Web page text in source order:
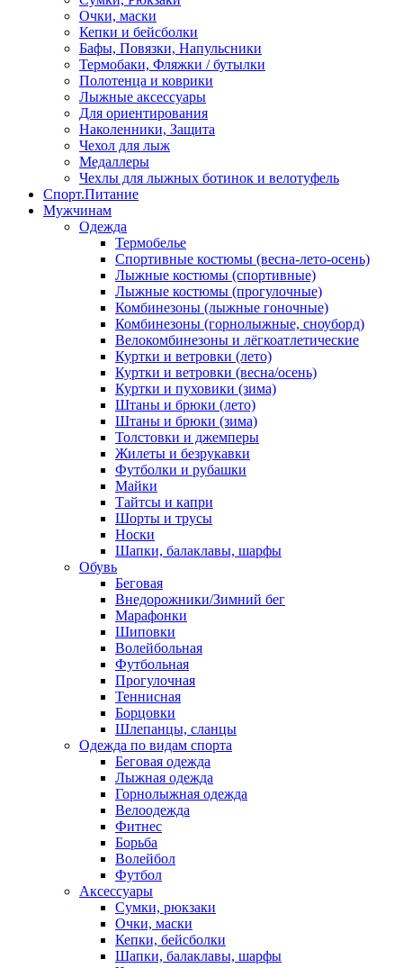
Очки, маски
Кепки и бейсболки
Бафы, Повязки, Напульсники
Термобаки, Фляжки / бутылки
Полотенца и коврики
Лыжные аксессуары
Для ориентирования
Наколенники, Защита
Чехол для лыж
Медаллеры
Чехлы для лыжных ботинок и велотуфель
Спорт.Питание
Мужчинам
Одежда
Термобелье
Спортивные костюмы (весна-лето-осень)
Лыжные костюмы (спортивные)
Лыжные костюмы (прогулочные)
Комбинезоны (лыжные гоночные)
Комбинезоны (горнолыжные, сноуборд)
Велокомбинезоны и лёгкоатлетические
Куртки и ветровки (лето)
Куртки и ветровки (весна/осень)
Куртки и пуховики (зима)
Штаны и брюки (лето)
Штаны и брюки (зима)
Толстовки и джемперы
Жилеты и безрукавки
Футболки и рубашки
Майки
Тайтсы и капри
Шорты и трусы
Носки
Шапки, балаклавы, шарфы
Обувь
Беговая
Внедорожники/Зимний бег
Марафонки
Шиповки
Волейбольная
Футбольная
Прогулочная
Теннисная
Борцовки
Шлепанцы, сланцы
Одежда по видам спорта
Беговая одежда
Лыжная одежда
Горнолыжная одежда
Велоодежда
Фитнес
Борьба
Волейбол
Футбол
Аксессуары
Сумки, рюкзаки
Очки, маски
Кепки, бейсболки
Шапки, балаклавы, шарфы